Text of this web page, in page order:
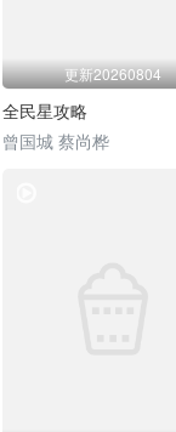
更新20260804
全民星攻略
曾国城 蔡尚桦